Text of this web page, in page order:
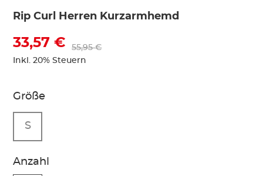
Rip Curl Herren Kurzarmhemd
33,57 €
55,95 €
Inkl. 20% Steuern
Größe
S
Anzahl